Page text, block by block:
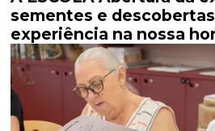
sementes e
experiência na nossa